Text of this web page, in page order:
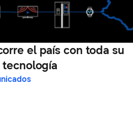
el país con toda su